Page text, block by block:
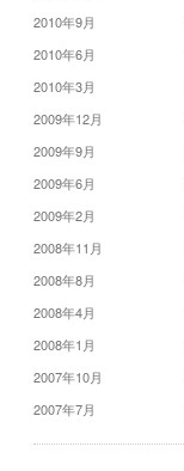
2010年9月
2010年6月
2010年3月
2009年12月
2009年9月
2009年6月
2009年2月
2008年11月
2008年8月
2008年4月
2008年1月
2007年10月
2007年7月